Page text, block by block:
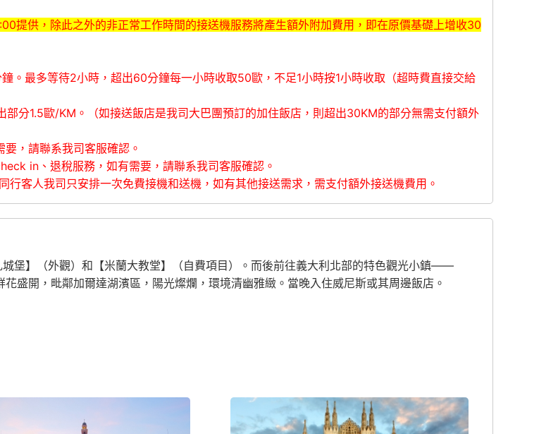
提供，除此之外的非正常工作時間的接送機服務將產生額外附加費用，即在原價基礎上增收30
。最多等待2小時，超出60分鐘每一小時收取50歐，不足1小時按1小時收取（超時費直接交給
分1.5歐/KM。（如接送飯店是我司大巴團預訂的加住飯店，則超出30KM的部分無需支付額外
，請聯系我司客服確認。
in、退稅服務，如有需要，請聯系我司客服確認。
客人我司只安排一次免費接機和送機，如有其他接送需求，需支付額外接送機費用。
堡】（外觀）和【米蘭大教堂】（自費項目）。而後前往義大利北部的特色觀光小鎮——
盛開，毗鄰加爾達湖濱區，陽光燦爛，環境清幽雅緻。當晚入住威尼斯或其周邊飯店。